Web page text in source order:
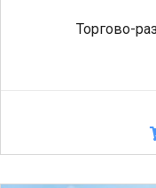
Торгово-